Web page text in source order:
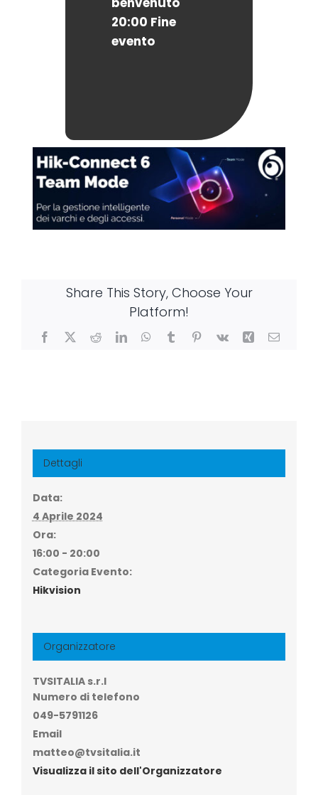
20:00 Fine
evento
Share This Story, Choose Your
Platform!
Facebook
X RedditLinkedInWhatsApp
TumblrPinterest
Vk Xing Email
Dettagli
Data:
4 Aprile 2024
Ora:
16:00 - 20:00
Categoria Evento:
Hikvision
Organizzatore
TVSITALIA s.r.l
Numero di telefono
049-5791126
Email
matteo@tvsitalia.it
Visualizza il sito dell'Organizzatore